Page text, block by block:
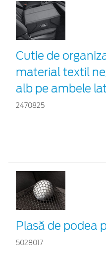
Cutie de
material textil
alb pe ambele
2470825
Plasă de podea
5028017